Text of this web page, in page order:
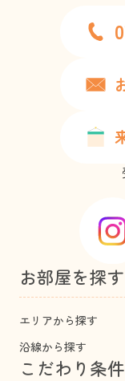
お部屋を探す
エリアから探す
沿線から探す
こだわり条